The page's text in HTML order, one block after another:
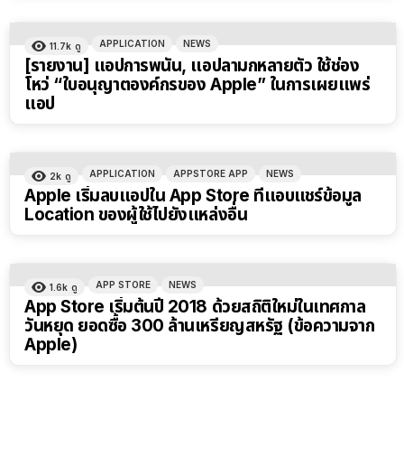
11.7k ดู APPLICATION NEWS
[รายงาน] แอปการพนัน, แอปลามกหลายตัว ใช้ช่อง
โหว่ “ใบอนุญาตองค์กรของ Apple” ในการเผยแพร่
แอป
2k ดู APPLICATION APPSTORE APP NEWS
Apple เริ่มลบแอปใน App Store ที่แอบแชร์ข้อมูล
Location ของผู้ใช้ไปยังแหล่งอื่น
1.6k ดู APP STORE NEWS
App Store เริ่มต้นปี 2018 ด้วยสถิติใหม่ในเทศกาล
วันหยุด ยอดซื้อ 300 ล้านเหรียญสหรัฐ (ข้อความจาก
Apple)